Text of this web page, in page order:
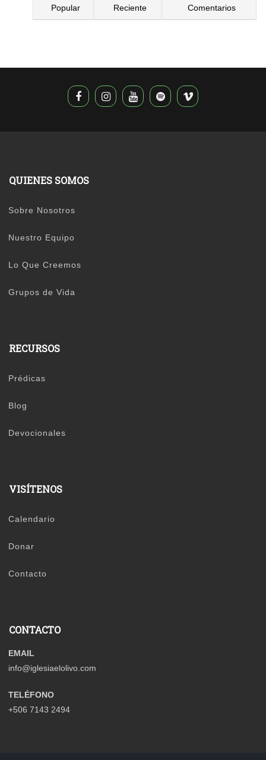
Popular Reciente Comentarios
QUIENES SOMOS
Sobre Nosotros
Nuestro Equipo
Lo Que Creemos
Grupos de Vida
RECURSOS
Prédicas
Blog
Devocionales
VISÍTENOS
Calendario
Donar
Contacto
CONTACTO
EMAIL
info@iglesiaelolivo.com
TELÉFONO
+506 7143 2494